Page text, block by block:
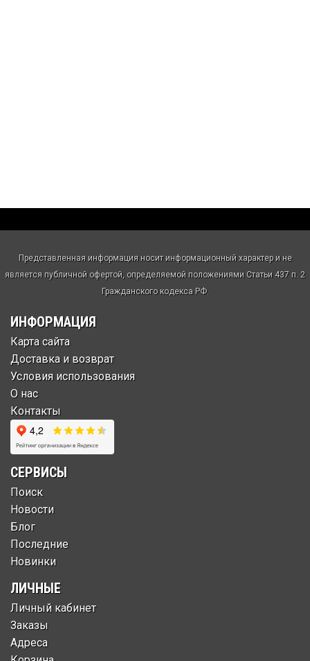
Представленная информация носит информационный характер и не
является публичной офертой, определяемой положениями Статьи 437 п. 2
Гражданского кодекса РФ.
ИНФОРМАЦИЯ
Карта сайта
Доставка и возврат
Условия использования
О нас
Контакты
СЕРВИСЫ
Поиск
Новости
Блог
Последние
Новинки
ЛИЧНЫЕ
Личный кабинет
Заказы
Адреса